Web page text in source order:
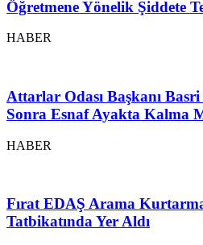
Öğretmene Yönelik Şiddete
HABER
Attarlar Odası Başkanı
Sonra Esnaf Ayakta Kalma
HABER
Fırat EDAŞ Arama
Tatbikatında Yer Aldı